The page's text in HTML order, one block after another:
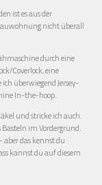
ist es aus der
nicht überall
durch eine
Coverlock, eine
überwiegend Jersey-
In-the-hoop.
und stricke ich auch.
im Vordergrund.
aber das kennst du
kannst du auf diesem